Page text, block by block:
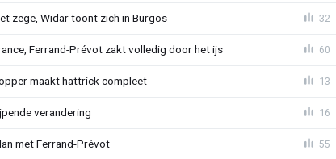
zege, Widar toont zich in Burgos 32
Ferrand-Prévot zakt volledig door het ijs 60
maakt hattrick compleet 13
verandering 16
met Ferrand-Prévot 55